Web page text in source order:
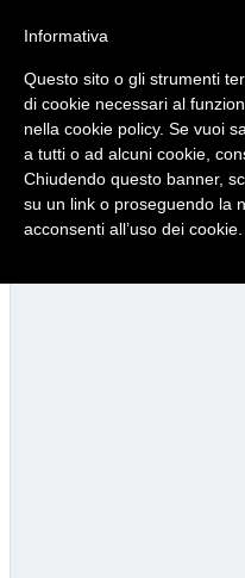
Quotidiano d'informazione
Informativa
Questo sito o gli strumenti
di cookie necessari al
nella cookie policy. Se vuoi
a tutti o ad alcuni cookie,
Chiudendo questo banner,
su un link o proseguendo la
acconsenti all’uso dei cookie.